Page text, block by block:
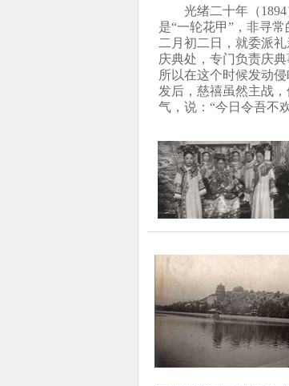
光绪二十年（
是“一轮花甲”，非寻
二月初二日，就委派
庆典处，专门负责庆
所以在这个时候发动
发后，慈禧虽然主战
气，说：“今日令吾不